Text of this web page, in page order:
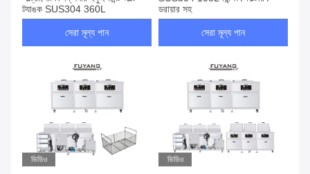
ট্যাঙ্ক SUS304 360L
সেরা মূল্য পান
ড্রায়ার সহ
সেরা মূল্য পান
ভিডিও ভিডিও